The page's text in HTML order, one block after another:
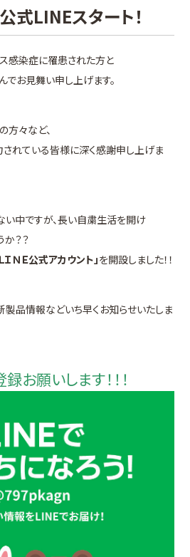
LINEスタート！
感染症に罹患された方と
でお見舞い申し上げます。
方々など、
れている皆様に深く感謝申し上げま
い中ですが、長い自粛生活を開け
？？
ＩＮＥ公式アカウント」を開設しました！！
製品情報などいち早くお知らせいたしま
お願いします！！！